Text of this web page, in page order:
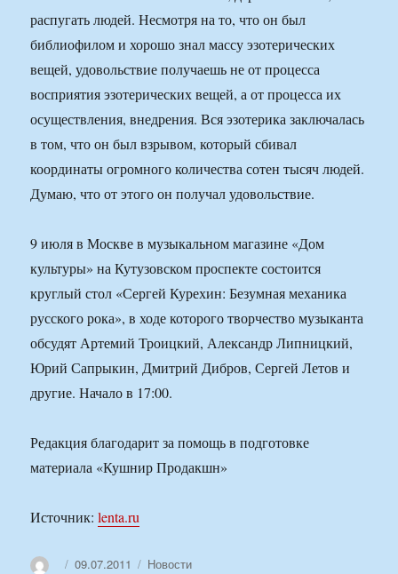
распугать людей. Несмотря на то, что он был
библиофилом и хорошо знал массу эзотерических
вещей, удовольствие получаешь не от процесса
восприятия эзотерических вещей, а от процесса их
осуществления, внедрения. Вся эзотерика заключалась
в том, что он был взрывом, который сбивал
координаты огромного количества сотен тысяч людей.
Думаю, что от этого он получал удовольствие.
9 июля в Москве в музыкальном магазине «Дом
культуры» на Кутузовском проспекте состоится
круглый стол «Сергей Курехин: Безумная механика
русского рока», в ходе которого творчество музыканта
обсудят Артемий Троицкий, Александр Липницкий,
Юрий Сапрыкин, Дмитрий Дибров, Сергей Летов и
другие. Начало в 17:00.
Редакция благодарит за помощь в подготовке
материала «Кушнир Продакшн»
Источник:lenta.ru
АвторОпубликовано
09.07.2011 Рубрики
Новости